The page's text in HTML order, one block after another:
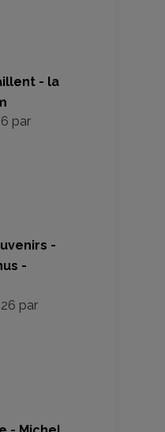
- la
par
-
-
par